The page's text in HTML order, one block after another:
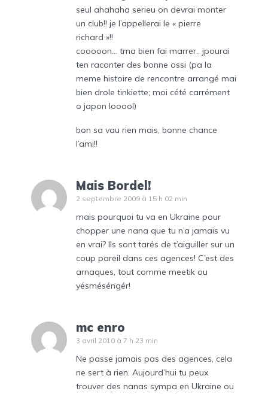
seul ahahaha serieu on devrai monter
un club!! je l’appellerai le « pierre
richard »!!
cooooon… tma bien fai marrer.. jpourai
ten raconter des bonne ossi (pa la
meme histoire de rencontre arrangé mai
bien drole tinkiette; moi cété carrément
o japon looool)
bon sa vau rien mais, bonne chance
l’ami!!
Mais Bordel!
2 septembre 2009 à 15 h 02 min
mais pourquoi tu va en Ukraine pour
chopper une nana que tu n’a jamais vu
en vrai? Ils sont tarés de t’aiguiller sur un
coup pareil dans ces agences! C’est des
arnaques, tout comme meetik ou
yésméséngér!
mc enro
3 avril 2010 à 7 h 23 min
Ne passe jamais pas des agences, cela
ne sert à rien. Aujourd’hui tu peux
trouver des nanas sympa en Ukraine ou